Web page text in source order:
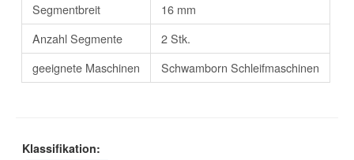
Segmentbreit
16 mm
Anzahl Segmente
2 Stk.
geeignete Maschinen
Schwamborn Schleifmaschinen
Klassifikation: